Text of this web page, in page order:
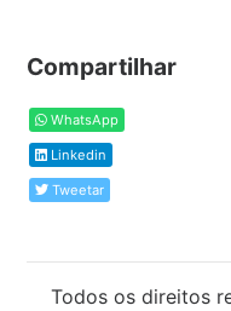
Compartilhar
WhatsApp
Linkedin
Tweetar
Todos os direitos